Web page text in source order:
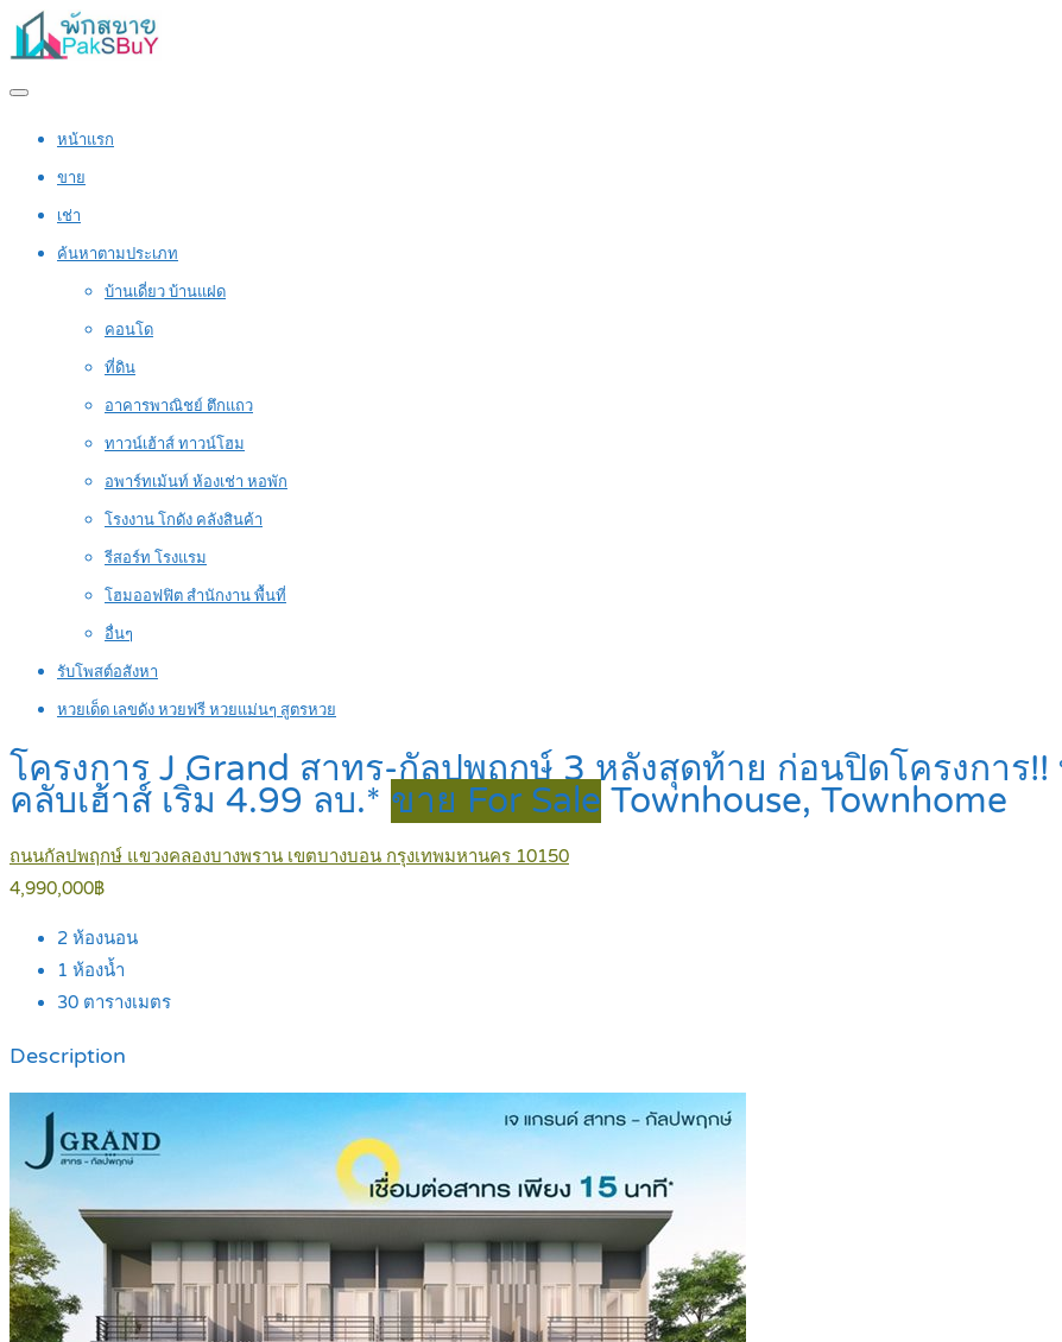
หน้าแรก
ขาย
เช่า
ค้นหาตามประเภท
บ้านเดี่ยว บ้านแฝด
คอนโด
ที่ดิน
อาคารพาณิชย์ ตึกแถว
ทาวน์เฮ้าส์ ทาวน์โฮม
อพาร์ทเม้นท์ ห้องเช่า หอพัก
โรงงาน โกดัง คลังสินค้า
รีสอร์ท โรงแรม
โฮมออฟฟิต สำนักงาน พื้นที่
อื่นๆ
รับโพสต์อสังหา
หวยเด็ด เลขดัง หวยฟรี หวยแม่นๆ สูตรหวย
โครงการ J Grand สาทร-กัลปพฤกษ์ 3 หลังสุดท้าย ก่อนปิดโครงการ
คลับเฮ้าส์ เริ่ม 4.99 ลบ.* ขาย For Sale Townhouse, Townhome
ถนนกัลปพฤกษ์ แขวงคลองบางพราน เขตบางบอน กรุงเทพมหานคร 10150
4,990,000฿
2 ห้องนอน
1 ห้องน้ำ
30 ตารางเมตร
Description